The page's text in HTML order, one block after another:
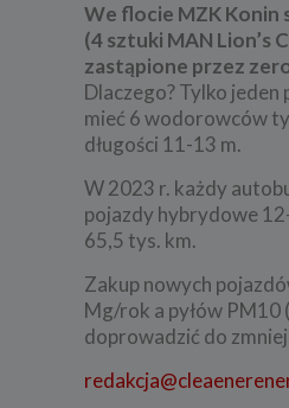
We flocie MZK Konin
(4 sztuki MAN Lion’s
zastąpione przez
Dlaczego? Tylko jeden
mieć 6 wodorowców
długości 11-13 m.
W 2023 r. każdy
pojazdy hybrydowe
65,5 tys. km.
Zakup nowych
Mg/rok a pyłów
doprowadzić do